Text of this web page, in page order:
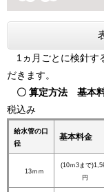
1ヵ月ごとに検針す
だきます。
〇 算定方法 基本
税込み
給水管の口
径
基本料金
13ｍｍ
(10ｍ3まで
円